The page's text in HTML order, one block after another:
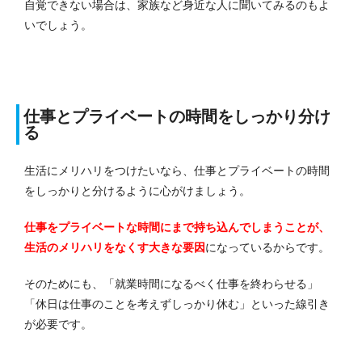
自覚できない場合は、家族など身近な人に聞いてみるのもよ
いでしょう。
仕事とプライベートの時間をしっかり分け
る
生活にメリハリをつけたいなら、仕事とプライベートの時間
をしっかりと分けるように心がけましょう。
仕事をプライベートな時間にまで持ち込んでしまうことが、
生活のメリハリをなくす大きな要因になっているからです。
そのためにも、「就業時間になるべく仕事を終わらせる」
「休日は仕事のことを考えずしっかり休む」といった線引き
が必要です。